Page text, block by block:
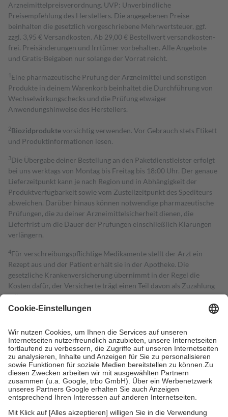
Arzneimittelpreisverordnung. UVP: Unverbindliche
Preisempfehlung des Herstellers. Die angegebenen Preise
beinhalten die gesetzlich vorgeschriebene Mehrwertsteuer, ggf.
zzgl. 3,95 € Versandkosten. Ab 29,00 € Bestell­wert versand­kosten­
frei. Preisänderungen und Irrtümer vorbehalten. Alle Angebote
und Gratis-Beigaben nur solange der Vorrat reicht.
1 Eine pharmazeutische Prüfung der Arzneimittel und sonstigen
Produkte in deinem Warenkorb beinhaltet die Durchführung von
Wechselwirkungschecks und die Prüfung etwaiger
Anwendungshinweise des Herstellers.
2Biozidproduktevorsichtig verwenden. Vor Gebrauch stets Etikett
und Produktinformationen lesen.
3Die Übergabe deiner Bestellung an den Paketdienstleister erfolgt
bei uns werktags von Montag bis Freitag bis 18:00 Uhr. Der genaue
Lieferzeitpunkt kann je nach Region und in Abhängigkeit der
Produktverfügbarkeit sowie vom Zustellzeitpunkt des Spediteurs
abweichen. Darüber hinaus können notwendige pharmazeutische
Prüfungen, die zu deiner Arzneimittelsicherheit dienen, die
Lieferfrist um die Dauer der Prüfungen einschließlich Klärungen
verlängern.
4Für verschreibungspflichtige Medikamente stellt der Arzt ein
Rezept aus und der Patient erhält sie in der Apotheke. Die
gesetzliche Krankenversicherung übernimmt in der Regel die
Kosten dafür, der Versicherte trägt einen Teil davon als Zuzahlung
mit.
Grundsätzlich leisten Mitglieder Zuzahlungen in Höhe von zehn
höchstens zehn Euro.
Es sind jedoch nie mehr als die tatsächlichen
Kosten der Leistung zu entrichten.
Diese Regeln gelten grundsätzlich auch für Online-Apotheken.
Bei Heilmitteln und häuslicher Krankenpflege beträgt die
Zuzahlung zehn Prozent der Kosten sowie zehn Euro je
Verordnung.
Um das Engagement der Versicherten für ihre eigene Gesundheit zu
stärken und die besondere Stellung der Familie zu unterstützen,
fallenkeine Zuzahlungenan bei: